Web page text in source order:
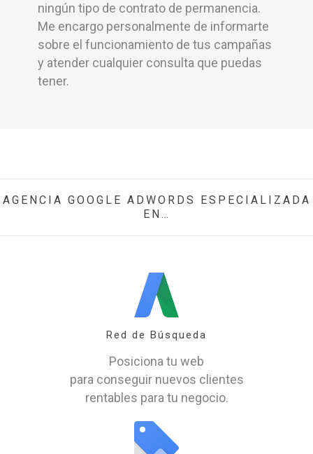
ningún tipo de contrato de permanencia.
Me encargo personalmente de informarte
sobre el funcionamiento de tus campañas
y atender cualquier consulta que puedas
tener.
AGENCIA GOOGLE ADWORDS ESPECIALIZADA
EN…
Red de Búsqueda
Posiciona tu web
para conseguir nuevos clientes
rentables para tu negocio.